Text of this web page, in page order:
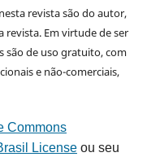
revista são do autor,
revista. Em virtude de ser
são de uso gratuito, com
e não-comerciais,
Commons
Licenseou seu